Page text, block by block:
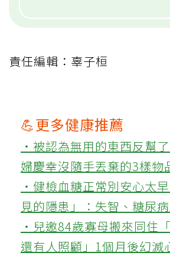
責任編輯：辜子桓
💪更多健康推薦
‧被認為無用的東西反幫
婦慶幸沒隨手丟棄的3樣物
‧健檢血糖正常別安心太
見的隱患」：失智、糖尿
‧兒邀84歲寡母搬來同住
還有人照顧」1個月後幻滅